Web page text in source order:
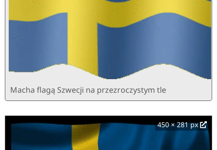
Macha flagą Szwecji na przezroczystym tle
450 × 281 px